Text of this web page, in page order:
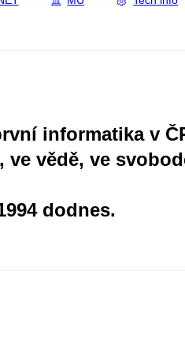
informatika v
ve vědě, ve
dodnes.